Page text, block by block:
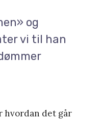
og
vi til han
hvordan det går